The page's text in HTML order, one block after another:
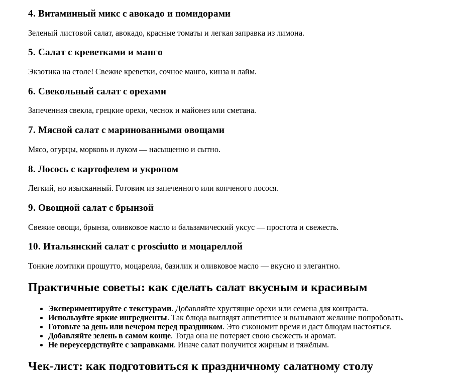
4. Витаминный микс с авокадо и помидорами
Зеленый листовой салат, авокадо, красные томаты и легкая заправка из лимона.
5. Салат с креветками и манго
Экзотика на столе! Свежие креветки, сочное манго, кинза и лайм.
6. Свекольный салат с орехами
Запеченная свекла, грецкие орехи, чеснок и майонез или сметана.
7. Мясной салат с маринованными овощами
Мясо, огурцы, морковь и луком — насыщенно и сытно.
8. Лосось с картофелем и укропом
Легкий, но изысканный. Готовим из запеченного или копченого лосося.
9. Овощной салат с брынзой
Свежие овощи, брынза, оливковое масло и бальзамический уксус — простота и свежесть.
10. Итальянский салат с prosciutto и моцареллой
Тонкие ломтики прошутто, моцарелла, базилик и оливковое масло — вкусно и элегантно.
Практичные советы: как сделать салат вкусным и красивым
Экспериментируйте с текстурами. Добавляйте хрустящие орехи или семена для контраста.
Используйте яркие ингредиенты. Так блюда выглядят аппетитнее и вызывают желание попробовать.
Готовьте за день или вечером перед праздником. Это сэкономит время и даст блюдам настояться.
Добавляйте зелень в самом конце. Тогда она не потеряет свою свежесть и аромат.
Не переусердствуйте с заправками. Иначе салат получится жирным и тяжёлым.
Чек-лист: как подготовиться к праздничному салатному столу